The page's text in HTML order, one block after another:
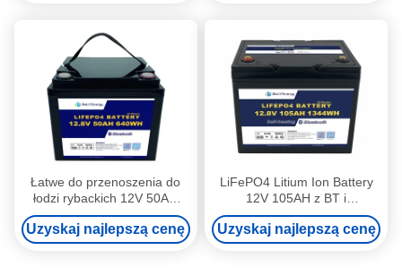
Łatwe do przenoszenia do
łodzi rybackich 12V 50AH
LiFePo4 bateria z i Smart
BMS
Uzyskaj najlepszą cenę
LiFePO4 Litium Ion Battery
12V 105AH z BT i
samoogrzewaniem
Uzyskaj najlepszą cenę